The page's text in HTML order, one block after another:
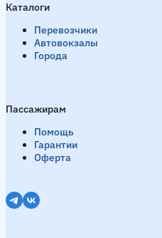
Каталоги
Перевозчики
Автовокзалы
Города
Пассажирам
Помощь
Гарантии
Оферта